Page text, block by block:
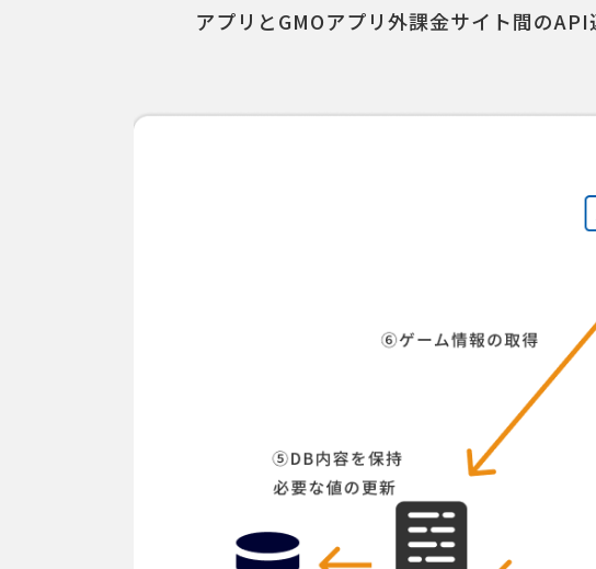
アプリとGMOアプリ外課金サイト間の